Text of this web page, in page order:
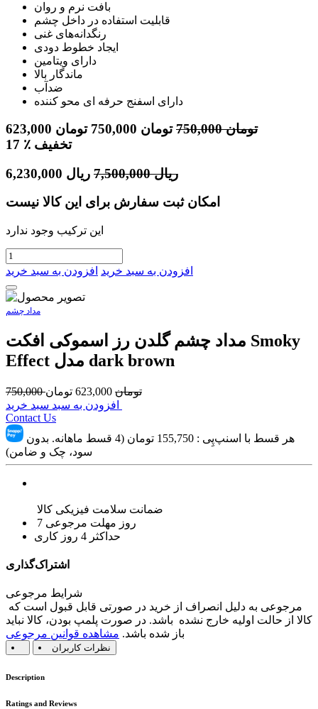
بافت نرم و روان
قابلیت استفاده در داخل چشم
رنگدانه‌های غنی
ایجاد خطوط دودی
دارای ویتامین
ماندگار بالا
ضدآب
دارای اسفنج حرفه ای محو کننده
623,000 تومان 750,000 تومان 750,000 تومان
17
٪ تخفیف
6,230,000 ریال 7,500,000 ریال
امکان ثبت سفارش برای این کالا نیست
این ترکیب وجود ندارد
افزودن به سبد خرید افزودن به سبد خرید
مداد چشم
مداد چشم گلدن رز اسموکی افکت Smoky
Effect مدل dark brown
750,000 تومان 623,000 تومان
Contact Us
هر قسط با اسنپ‌پِی : 155,750
تومان (4 قسط ماهانه. بدون
سود، چک و ضامن)
ضمانت سلامت فیزیکی کالا
7 روز مهلت مرجوعی
حداکثر 4 روز کاری
اشتراک‌گذاری
شرایط مرجوعی
کالا از حالت اولیه خارج نشده باشد. در صورت پلمپ بودن، کالا نباید
باز شده باشد. مشاهده قوانین مرجوعی
نظرات کاربران
Description
Ratings and Reviews